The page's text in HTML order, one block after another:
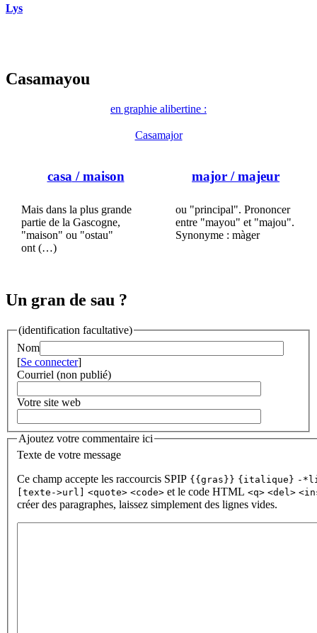
Lys
Casamayou
en graphie alibertine :
Casamajor
casa / maison
Mais dans la plus grande
partie de la Gascogne,
"maison" ou "ostau"
ont (…)
major / majeur
ou "principal". Prononcer
entre "mayou" et "majou".
Synonyme : màger
Un gran de sau ?
(identification facultative)
Nom
[Se connecter]
Courriel (non publié)
Votre site web
Ajoutez votre commentaire ici
Texte de votre message
Ce champ accepte les raccourcis SPIP {{gras}} {italique} -
[texte->url]
<quote> <code> et le code HTML <q> <del>
créer des paragraphes, laissez simplement des lignes vides.